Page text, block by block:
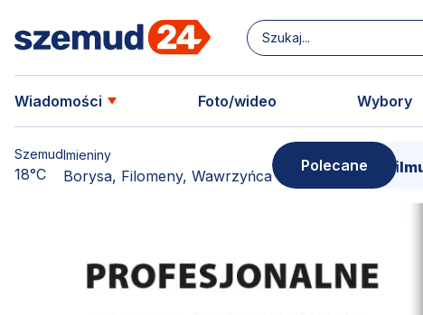
Wiadomości Foto/wideo Wybory
Szemud
18°C
Imieniny
Borysa, Filomeny, Wawrzyńca
Polecane
swoją kopię! 15 marca - Premiera filmu o